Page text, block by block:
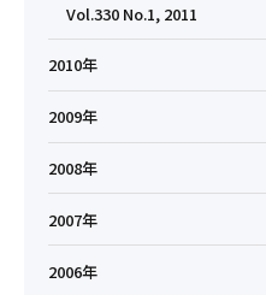
Vol.330 No.1, 2011
2010年
2009年
2008年
2007年
2006年